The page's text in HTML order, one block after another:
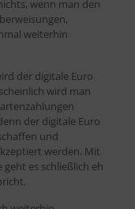
wenn man den
weiterhin
der digitale Euro
wird man
der digitale Euro
und
werden. Mit
es schließlich eh